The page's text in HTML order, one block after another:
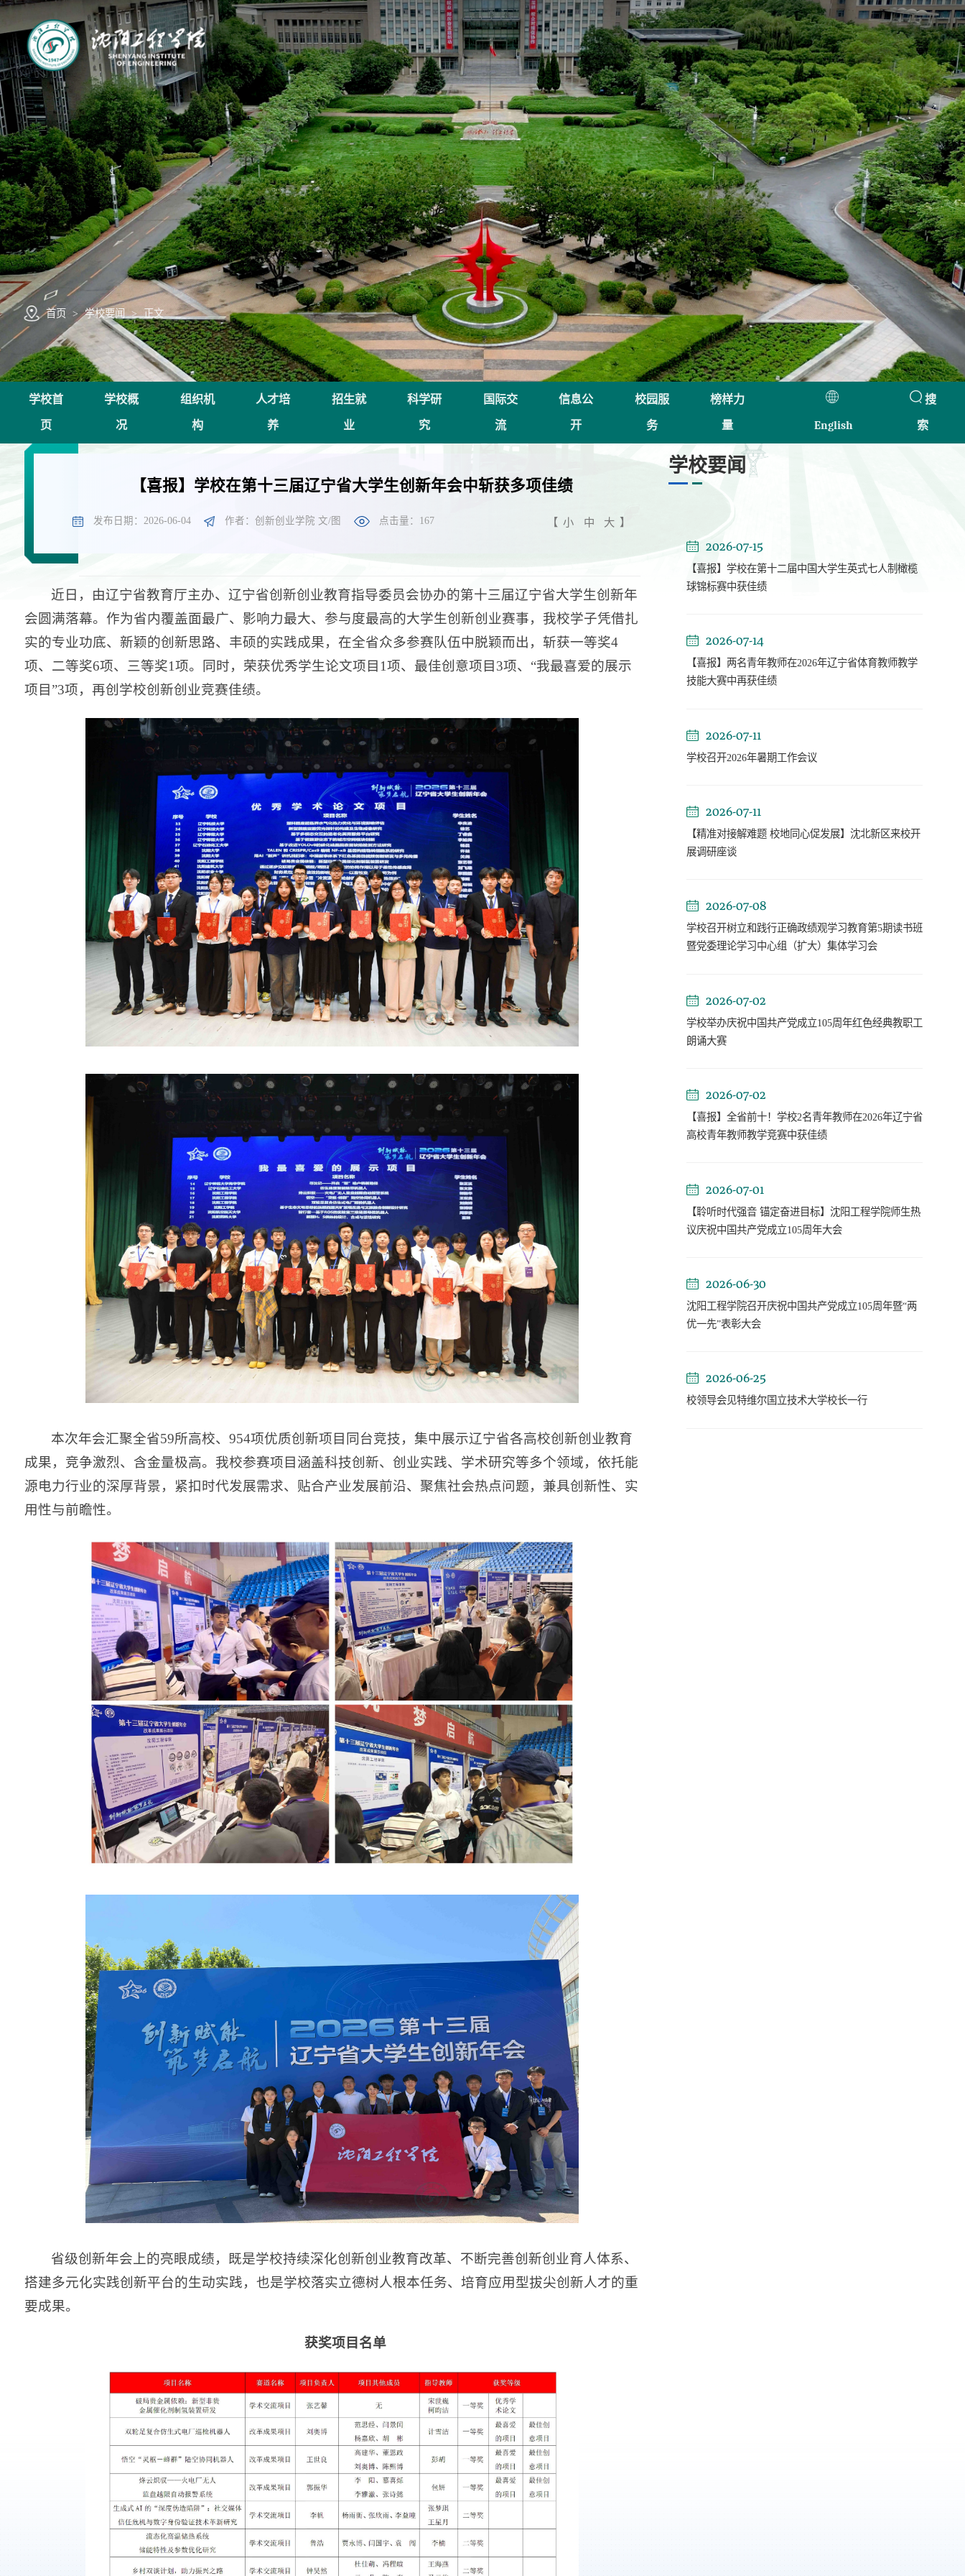
首页 > 学校要闻 > 正文
学校首
页
学校概
况
组织机
构
人才培
养
招生就
业
科学研
究
国际交
流
信息公
开
校园服
务
榜样力
量
English
搜
索
【喜报】学校在第十三届辽宁省大学生创新年会中斩获多项佳绩
发布日期：2026-06-04 作者：创新创业学院 文/图 点击量： 167 【 小 中 大 】
近日，由辽宁省教育厅主办、辽宁省创新创业教育指导委员会协办的第十三届辽宁省大学生创新年
会圆满落幕。作为省内覆盖面最广、影响力最大、参与度最高的大学生创新创业赛事，我校学子凭借扎
实的专业功底、新颖的创新思路、丰硕的实践成果，在全省众多参赛队伍中脱颖而出，斩获一等奖4
项、二等奖6项、三等奖1项。同时，荣获优秀学生论文项目1项、最佳创意项目3项、“我最喜爱的展示
项目”3项，再创学校创新创业竞赛佳绩。
本次年会汇聚全省59所高校、954项优质创新项目同台竞技，集中展示辽宁省各高校创新创业教育
成果，竞争激烈、含金量极高。我校参赛项目涵盖科技创新、创业实践、学术研究等多个领域，依托能
源电力行业的深厚背景，紧扣时代发展需求、贴合产业发展前沿、聚焦社会热点问题，兼具创新性、实
用性与前瞻性。
省级创新年会上的亮眼成绩，既是学校持续深化创新创业教育改革、不断完善创新创业育人体系、
搭建多元化实践创新平台的生动实践，也是学校落实立德树人根本任务、培育应用型拔尖创新人才的重
要成果。
获奖项目名单
学校要闻
2026-07-15
【喜报】学校在第十二届中国大学生英式七人制橄榄
球锦标赛中获佳绩
2026-07-14
【喜报】两名青年教师在2026年辽宁省体育教师教学
技能大赛中再获佳绩
2026-07-11
学校召开2026年暑期工作会议
2026-07-11
【精准对接解难题 校地同心促发展】沈北新区来校开
展调研座谈
2026-07-08
学校召开树立和践行正确政绩观学习教育第5期读书班
暨党委理论学习中心组（扩大）集体学习会
2026-07-02
学校举办庆祝中国共产党成立105周年红色经典教职工
朗诵大赛
2026-07-02
【喜报】全省前十！学校2名青年教师在2026年辽宁省
高校青年教师教学竞赛中获佳绩
2026-07-01
【聆听时代强音 锚定奋进目标】沈阳工程学院师生热
议庆祝中国共产党成立105周年大会
2026-06-30
沈阳工程学院召开庆祝中国共产党成立105周年暨“两
优一先”表彰大会
2026-06-25
校领导会见特维尔国立技术大学校长一行